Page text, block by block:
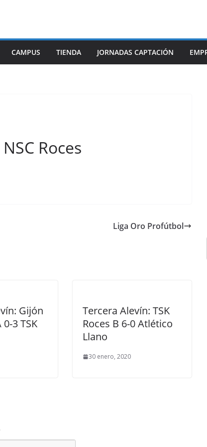
CAMPUS TIENDA JORNADAS CAPTACIÓN
Roces
Liga Oro Profútbol
Gijón
3 TSK
Tercera Alevín: TSK
Roces B 6-0 Atlético
Llano
30 enero, 2020